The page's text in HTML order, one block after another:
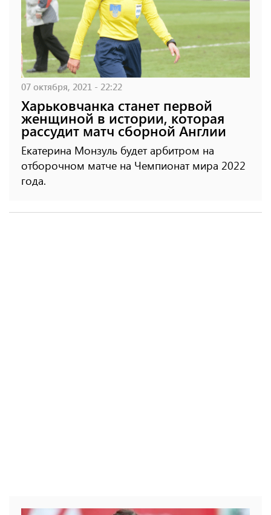
07 октября, 2021 - 22:22
Харьковчанка станет первой
женщиной в истории, которая
рассудит матч сборной Англии
Екатерина Монзуль будет арбитром на
отборочном матче на Чемпионат мира 2022
года.